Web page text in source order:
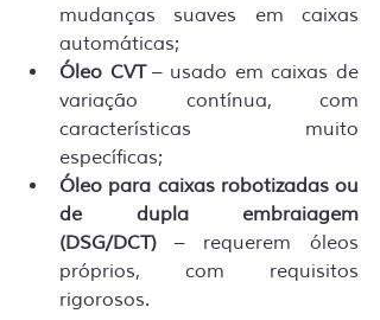
mudanças suaves em caixas
automáticas;
Óleo CVT – usado em caixas de
variação contínua, com
características muito
específicas;
Óleo para caixas robotizadas ou
de dupla embraiagem
(DSG/DCT) – requerem óleos
próprios, com requisitos
rigorosos.